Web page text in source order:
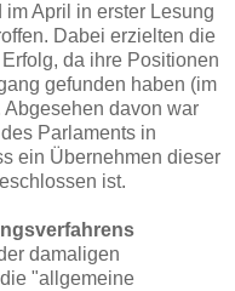
April in erster Lesung
Dabei erzielten die
da ihre Positionen
gefunden haben (im
Abgesehen davon war
Parlaments in
ein Übernehmen dieser
ist.
damaligen
"allgemeine